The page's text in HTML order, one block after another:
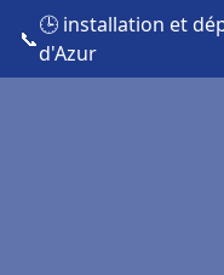
📞
🕒 installation et
d'Azur